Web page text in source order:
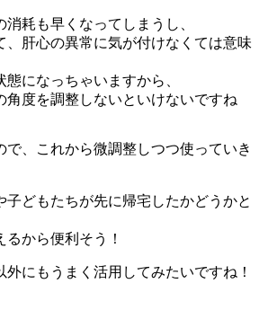
耗も早くなってしまうし、
、肝心の異常に気が付けなくては意味
になっちゃいますから、
角度を調整しないといけないですね
で、これから微調整しつつ使っていき
子どもたちが先に帰宅したかどうかと
から便利そう！
にもうまく活用してみたいですね！